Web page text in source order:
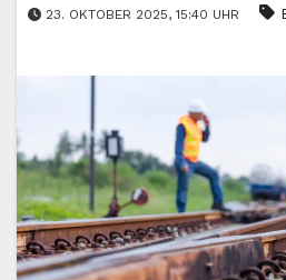
23. OKTOBER 2025, 15:40 UHR